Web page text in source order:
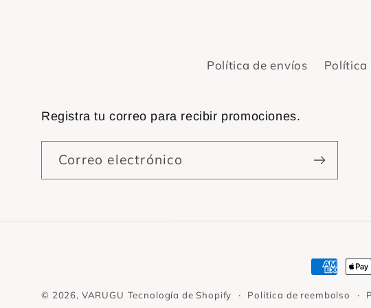
Política de envíos Política
Registra tu correo para recibir promociones.
Correo electrónico
Formas
de
© 2026, VARUGU Tecnología de Shopify Política de reembolso